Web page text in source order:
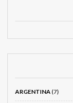
ARGENTINA(7)